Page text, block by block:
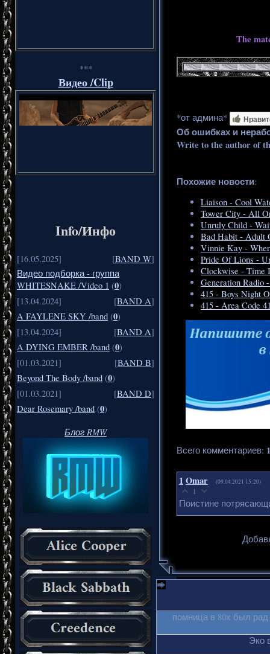
***
Видео /Clip
Info/Инфо
[16.05.2025] [BAND W]
Видео подборка - группа
WHITESNAKE /Video 1 (0)
[13.04.2024]
[BAND A]
A FAYLENE SKY /band (0)
[13.04.2024]
[BAND A]
A DYING EMBER /band (0)
[01.03.2021]
[BAND B]
Beyond The Body /band (0)
[01.03.2021]
[BAND D]
Dear Rosemary /band (0)
Блог RMW
The
*от админа*
Об ошибках и
Write to the author of
Похожие новости:
Liaison - Cool
Tower City - All
Unruly Child -
Bad Habit - Adult
Vinnie Kay -
Pride Of Lions -
Clockwise - Time
Generation Radio
415 - Boys Night
415 - Area Code
Всего комментариев: 1
1Omar (09.04.2021 15:20)
1
Поистине
помница в 80х был
Эко